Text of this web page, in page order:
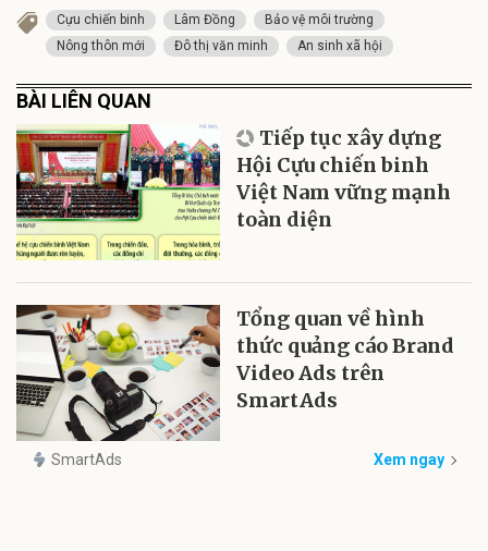
Cựu chiến binh Lâm Đồng
Bảo vệ môi trường
Nông thôn mới
Đô thị văn minh An sinh xã hội
BÀI LIÊN QUAN
Tiếp tục xây dựng
Hội Cựu chiến binh
Việt Nam vững mạnh
toàn diện
Tổng quan về hình
thức quảng cáo Brand
Video Ads trên
SmartAds
SmartAds Xem ngay